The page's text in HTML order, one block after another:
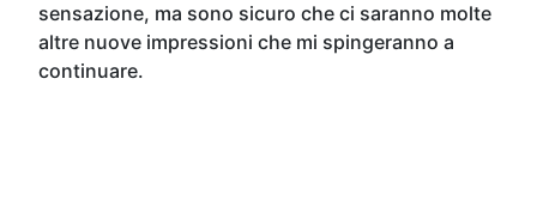
sensazione, ma sono sicuro che ci saranno molte
altre nuove impressioni che mi spingeranno a
continuare.